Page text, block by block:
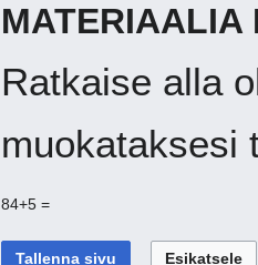
MATERIAALIA
Ratkaise alla
muokataksesi
84+5 =